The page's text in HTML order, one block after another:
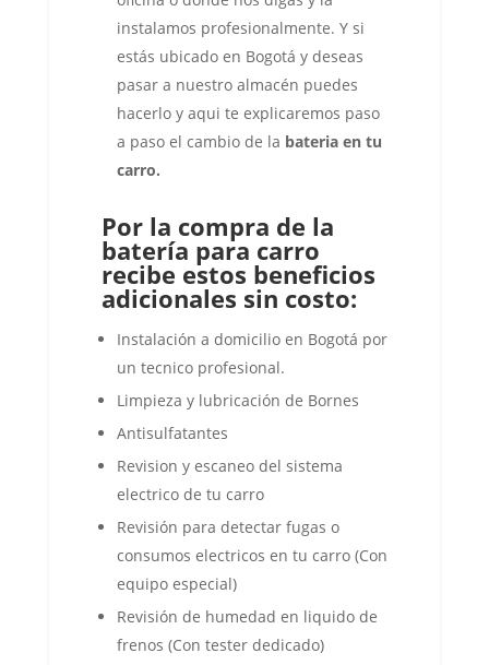
instalamos profesionalmente. Y si
estás ubicado en Bogotá y deseas
pasar a nuestro almacén puedes
hacerlo y aqui te explicaremos paso
a paso el cambio de la bateria en tu
carro.
Por la compra de la
batería para carro
recibe estos beneficios
adicionales sin costo:
Instalación a domicilio en Bogotá por
un tecnico profesional.
Limpieza y lubricación de Bornes
Antisulfatantes
Revision y escaneo del sistema
electrico de tu carro
Revisión para detectar fugas o
consumos electricos en tu carro (Con
equipo especial)
Revisión de humedad en liquido de
frenos (Con tester dedicado)